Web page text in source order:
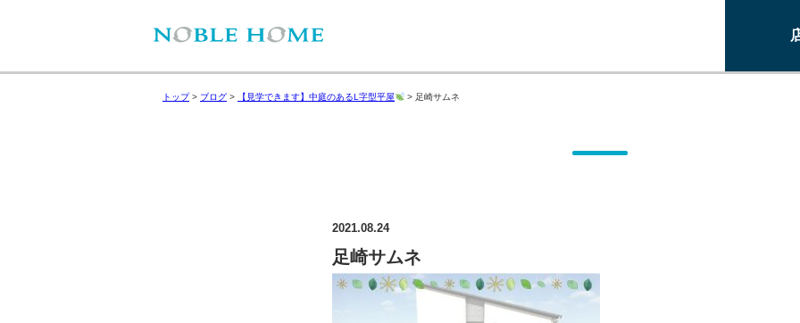
トップ> ブログ > 【見学できます】中庭のあるL字型平屋 > 足崎サムネ
2021.08.24
足崎サムネ